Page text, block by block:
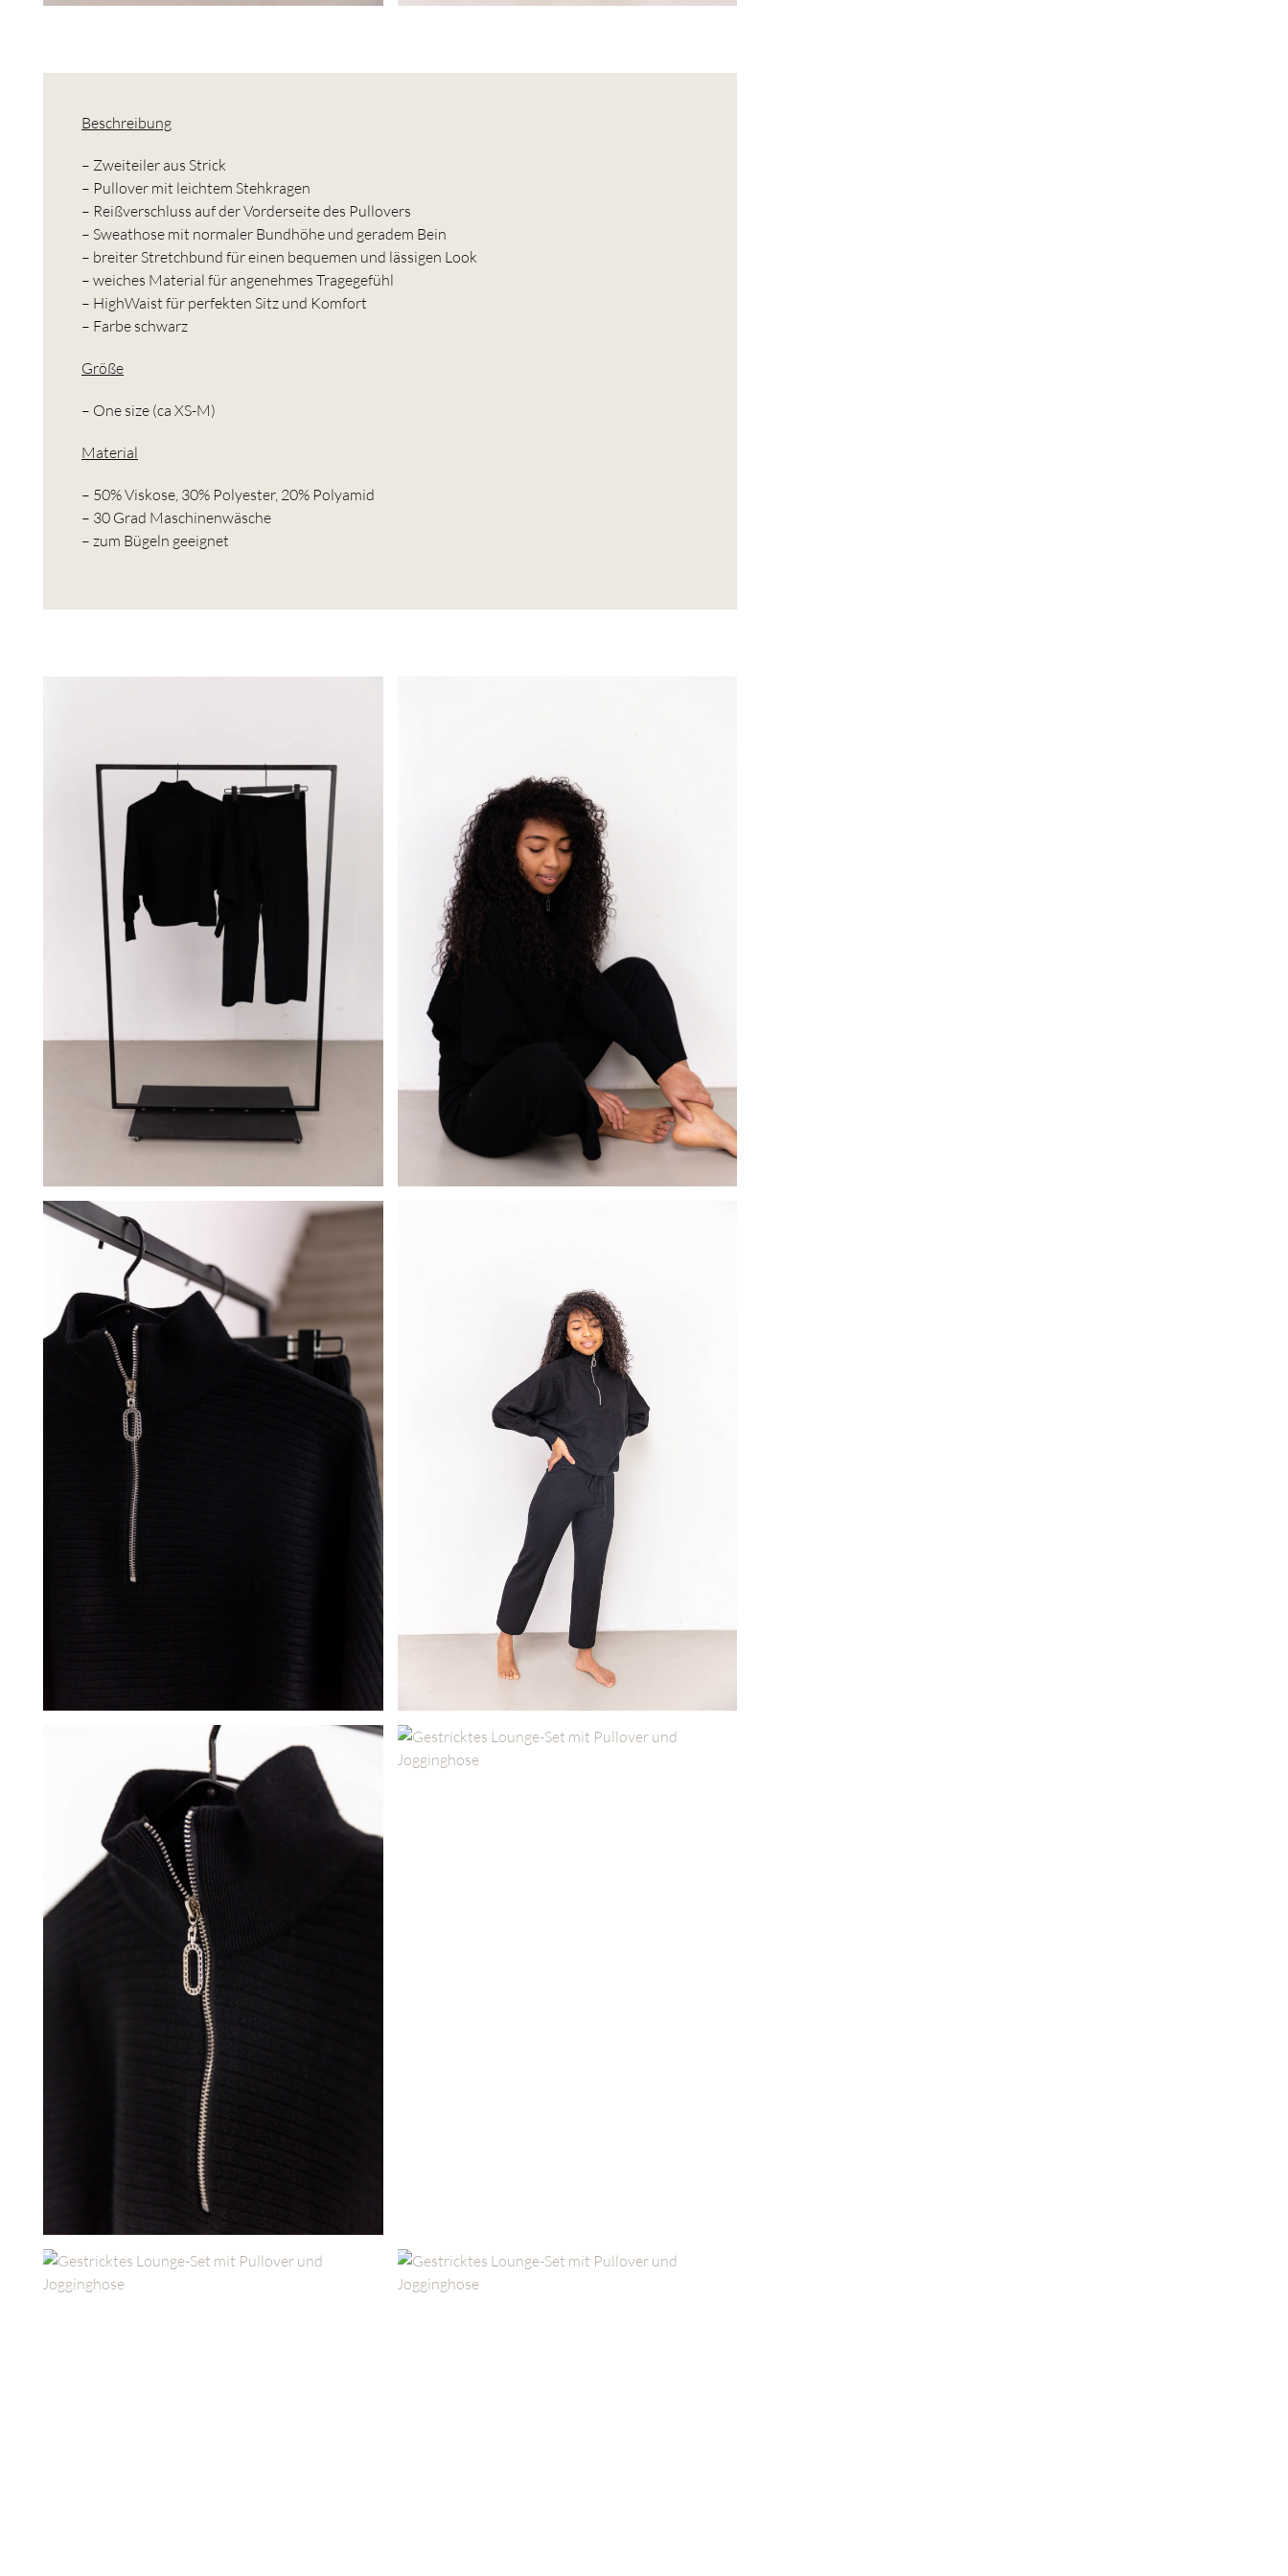
Beschreibung
– Zweiteiler aus Strick
– Pullover mit leichtem Stehkragen
– Reißverschluss auf der Vorderseite des Pullovers
– Sweathose mit normaler Bundhöhe und geradem Bein
– breiter Stretchbund für einen bequemen und lässigen Look
– weiches Material für angenehmes Tragegefühl
– HighWaist für perfekten Sitz und Komfort
– Farbe schwarz
Größe
– One size (ca XS-M)
Material
– 50% Viskose, 30% Polyester, 20% Polyamid
– 30 Grad Maschinenwäsche
– zum Bügeln geeignet